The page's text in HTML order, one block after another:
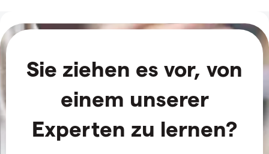
Sie ziehen es vor, von
einem unserer
Experten zu lernen?